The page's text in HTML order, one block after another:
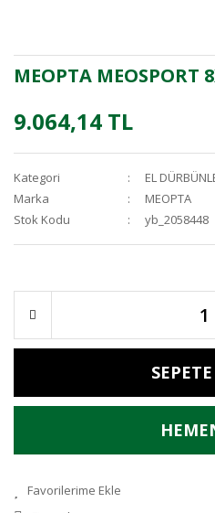
MEOPTA MEOSPORT
9.064,14 TL
Kategori
EL
Marka
MEOPTA
Stok Kodu
yb_2058448